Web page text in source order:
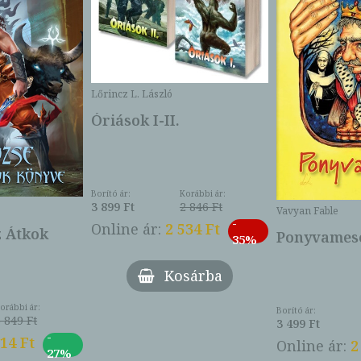
Átkok
ár:
849 Ft
Ft
-
27%
Lőrincz L. László
Óriások I-II.
Borító ár:
3 899 Ft
Korábbi ár:
2 846 Ft
Online ár: 2 534 Ft
-
35%
Kosárba
Vavyan Fable
Borító ár:
3 499 Ft
Online ár: